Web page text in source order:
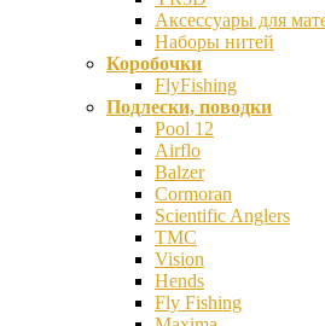
Аксессуары для
Наборы нитей
Коробочки
FlyFishing
Подлески, поводки
Pool 12
Airflo
Balzer
Cormoran
Scientific Anglers
TMC
Vision
Hends
Fly Fishing